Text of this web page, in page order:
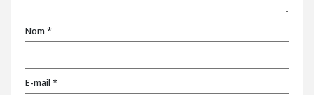
Nom*
E-mail*